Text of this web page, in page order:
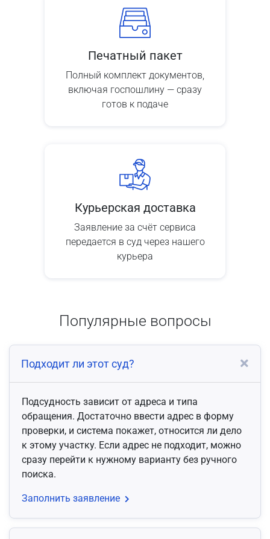
Печатный пакет
Полный комплект документов,
включая госпошлину — сразу
готов к подаче
Курьерская доставка
Заявление за счёт сервиса
передается в суд через нашего
курьера
Популярные вопросы
Подходит ли этот суд?
Подсудность зависит от адреса и типа
обращения. Достаточно ввести адрес в форму
проверки, и система покажет, относится ли дело
к этому участку. Если адрес не подходит, можно
сразу перейти к нужному варианту без ручного
поиска.
Заполнить заявление